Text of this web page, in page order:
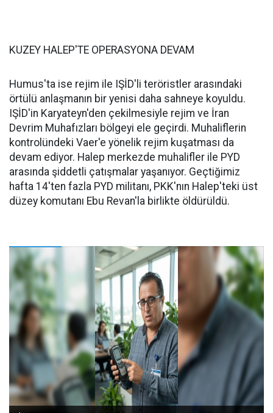
KUZEY HALEP'TE OPERASYONA DEVAM
Humus'ta ise rejim ile IŞİD'li teröristler arasındaki
örtülü anlaşmanın bir yenisi daha sahneye koyuldu.
IŞİD'in Karyateyn'den çekilmesiyle rejim ve İran
Devrim Muhafızları bölgeyi ele geçirdi. Muhaliflerin
kontrolündeki Vaer'e yönelik rejim kuşatması da
devam ediyor. Halep merkezde muhalifler ile PYD
arasında şiddetli çatışmalar yaşanıyor. Geçtiğimiz
hafta 14'ten fazla PYD militanı, PKK'nın Halep'teki üst
düzey komutanı Ebu Revan'la birlikte öldürüldü.